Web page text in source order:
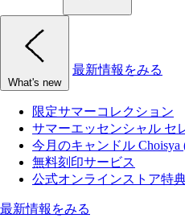
What's new
最新情報をみる
限定サマーコレクション
サマーエッセンシャル セ
今月のキャンドル
無料刻印サービス
公式オンラインストア特
最新情報をみる